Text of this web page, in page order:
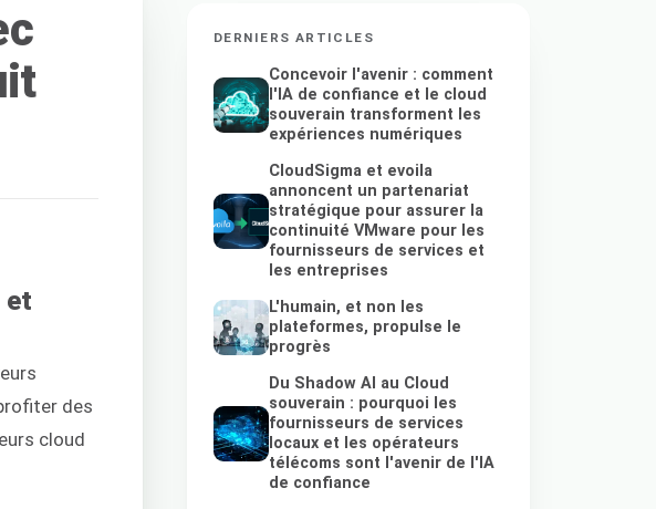
et
des
cloud
DERNIERS ARTICLES
Concevoir l'avenir : comment
l'IA de confiance et le cloud
souverain transforment les
expériences numériques
CloudSigma et evoila
annoncent un partenariat
stratégique pour assurer la
continuité VMware pour les
fournisseurs de services et
les entreprises
L'humain, et non les
plateformes, propulse le
progrès
Du Shadow AI au Cloud
souverain : pourquoi les
fournisseurs de services
locaux et les opérateurs
télécoms sont l'avenir de l'IA
de confiance